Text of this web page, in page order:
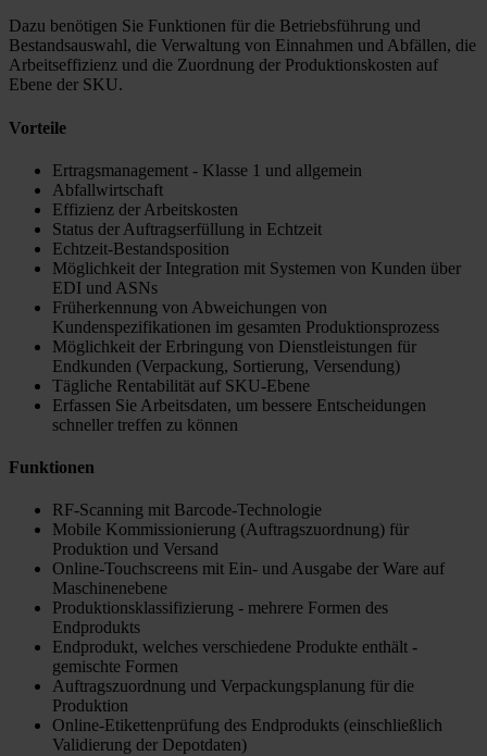
Dazu benötigen Sie Funktionen für die Betriebsführung und
Bestandsauswahl, die Verwaltung von Einnahmen und Abfällen, die
Arbeitseffizienz und die Zuordnung der Produktionskosten auf
Ebene der SKU.
Vorteile
Ertragsmanagement - Klasse 1 und allgemein
Abfallwirtschaft
Effizienz der Arbeitskosten
Status der Auftragserfüllung in Echtzeit
Echtzeit-Bestandsposition
Möglichkeit der Integration mit Systemen von Kunden über
EDI und ASNs
Früherkennung von Abweichungen von
Kundenspezifikationen im gesamten Produktionsprozess
Möglichkeit der Erbringung von Dienstleistungen für
Endkunden (Verpackung, Sortierung, Versendung)
Tägliche Rentabilität auf SKU-Ebene
Erfassen Sie Arbeitsdaten, um bessere Entscheidungen
schneller treffen zu können
Funktionen
RF-Scanning mit Barcode-Technologie
Mobile Kommissionierung (Auftragszuordnung) für
Produktion und Versand
Online-Touchscreens mit Ein- und Ausgabe der Ware auf
Maschinenebene
Produktionsklassifizierung - mehrere Formen des
Endprodukts
Endprodukt, welches verschiedene Produkte enthält -
gemischte Formen
Auftragszuordnung und Verpackungsplanung für die
Produktion
Online-Etikettenprüfung des Endprodukts (einschließlich
Validierung der Depotdaten)